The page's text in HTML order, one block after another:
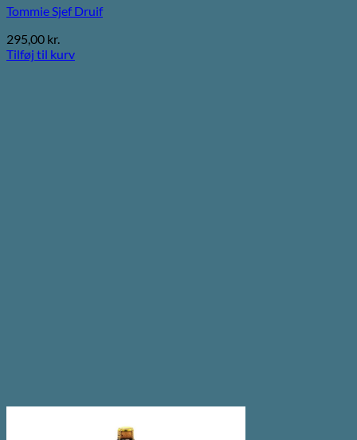
Tommie Sjef Druif
295,00 kr.
Tilføj til kurv